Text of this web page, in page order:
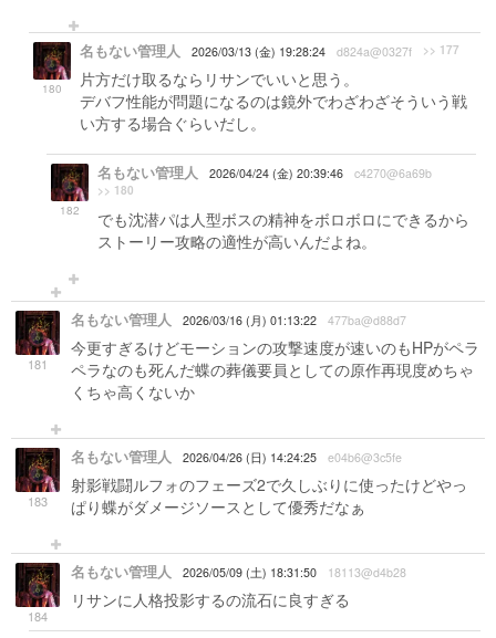
180
名もない管理人 2026/03/13 (金) 19:28:24 d824a@0327f >> 177
片方だけ取るならリサンでいいと思う。
デバフ性能が問題になるのは鏡外でわざわざそういう戦
い方する場合ぐらいだし。
182
名もない管理人 2026/04/24 (金) 20:39:46 c4270@6a69b
>> 180
でも沈潜パは人型ボスの精神をボロボロにできるから
ストーリー攻略の適性が高いんだよね。
181
名もない管理人 2026/03/16 (月) 01:13:22 477ba@d88d7
今更すぎるけどモーションの攻撃速度が速いのもHPがペラ
ペラなのも死んだ蝶の葬儀要員としての原作再現度めちゃ
くちゃ高くないか
183
名もない管理人 2026/04/26 (日) 14:24:25 e04b6@3c5fe
射影戦闘ルフォのフェーズ2で久しぶりに使ったけどやっ
ぱり蝶がダメージソースとして優秀だなぁ
184
名もない管理人 2026/05/09 (土) 18:31:50 18113@d4b28
リサンに人格投影するの流石に良すぎる